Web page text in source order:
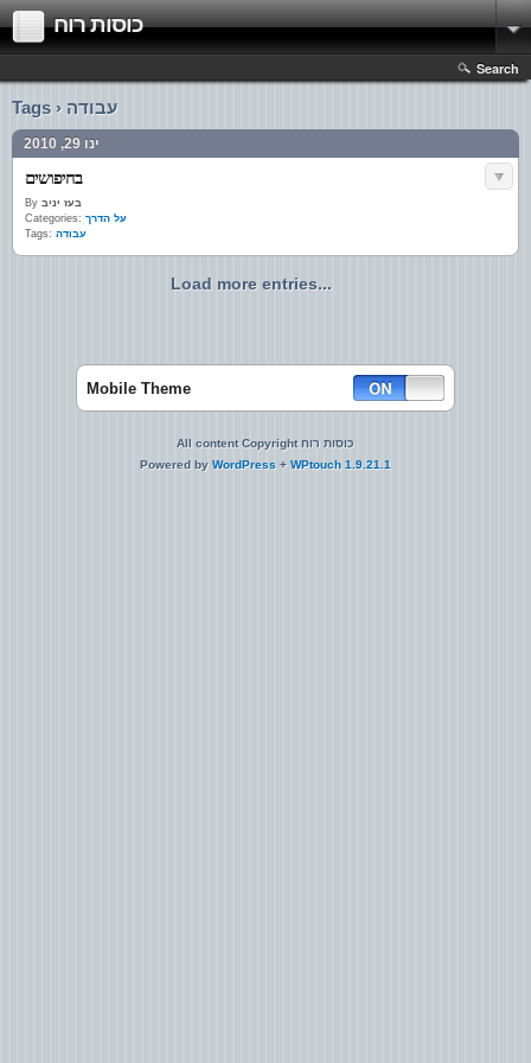
כוסות רוח
Search
Tags › עבודה
ינו 29, 2010
בחיפושים
By בעז יניב
Categories: על הדרך
Tags: עבודה
Load more entries...
Mobile Theme
All content Copyright כוסות רוח
Powered by WordPress + WPtouch 1.9.21.1